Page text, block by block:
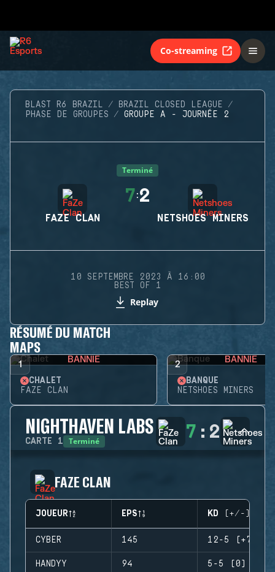
Co-streaming
BLAST R6 BRAZIL
BRAZIL CLOSED LEAGUE
PHASE DE GROUPES
GROUPE A - JOURNÉE 2
Terminé
FAZE CLAN
7:2
NETSHOES MINERS
10 SEPTEMBRE 2023 À 16:00
BEST OF 1
Replay
RÉSUMÉ DU MATCH
MAPS
1 BANNIE
CHALET
FAZE CLAN
2 BANNIE
BANQUE
NETSHOES MINERS
NIGHTHAVEN LABS
CARTE 1 Terminé 7 : 2
FAZE CLAN
JOUEUR EPS KD (+/-)
CYBER 145 12-5 (+7)
HANDYY 94 5-5 (0)